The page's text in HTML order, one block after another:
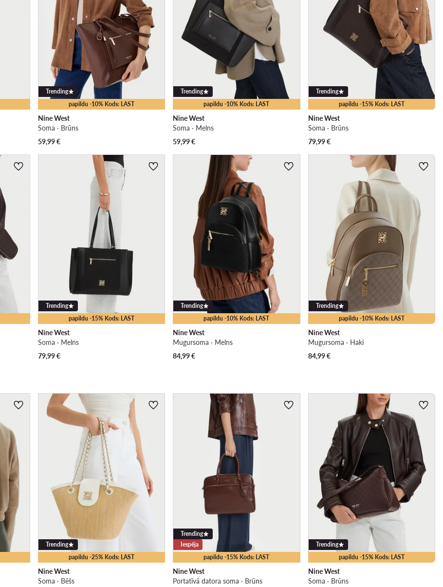
papildu -10% Kods: LAST
Trending
Nine West
Soma · Brūns
59,99€
papildu -10% Kods: LAST
Trending
Nine West
Soma · Melns
59,99€
papildu -15% Kods: LAST
Trending
Nine West
Soma · Brūns
79,99€
papildu -15% Kods: LAST
Trending
Nine West
Soma · Melns
79,99€
papildu -10% Kods: LAST
Trending
Nine West
Mugursoma · Melns
84,99€
papildu -10% Kods: LAST
Trending
Nine West
Mugursoma · Haki
84,99€
papildu -25% Kods: LAST
Trending
Nine West
Soma · Bēšs
papildu -15% Kods: LAST
Trending
Iespēja
Nine West
Portatīvā datora soma · Brūns
papildu -15% Kods: LAST
Trending
Nine West
Soma · Brūns